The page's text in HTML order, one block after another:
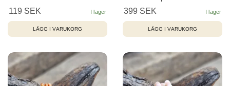
119 SEK 399 SEK